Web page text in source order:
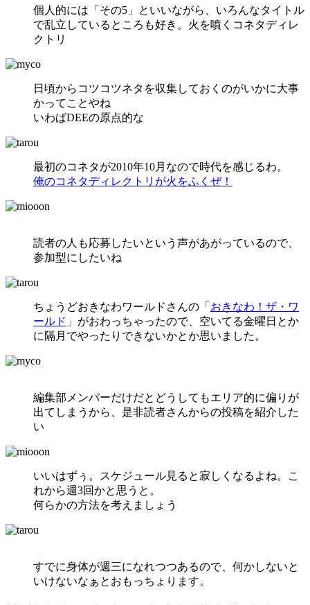
個人的には「その5」といいながら、いろんなタイトル
で乱立しているところも好き。火を噴くコネタディレ
クトリ
日頃からコツコツネタを収集しておくのがいかに大事
かってことやね
いわばDEEの原点的な
最初のコネタが2010年10月なので時代を感じるわ。
俺のコネタディレクトリが火をふくぜ！
読者の人も応募したいという声があがっているので、
参加型にしたいね
ちょうどおきなわワールドさんの「 おきなわ！ザ・ワ
ールド 」がおわっちゃったので、空いてる金曜日とか
に隔月でやったりできないかとか思いました。
編集部メンバーだけだとどうしてもエリア的に偏りが
出てしまうから、是非読者さんからの投稿を紹介した
い
いいはずぅ。スケジュール見ると寂しくなるよね。こ
れから週3回かと思うと。
何らかの方法を考えましょう
すでに身体が週三になれつつあるので、何かしないと
いけないなぁとおもっちょります。